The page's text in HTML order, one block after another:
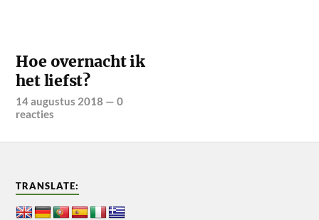
Hoe overnacht ik
het liefst?
14 augustus 2018 —0
reacties
TRANSLATE: